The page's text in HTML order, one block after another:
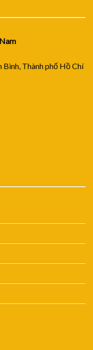
Thành phố Hồ Chí